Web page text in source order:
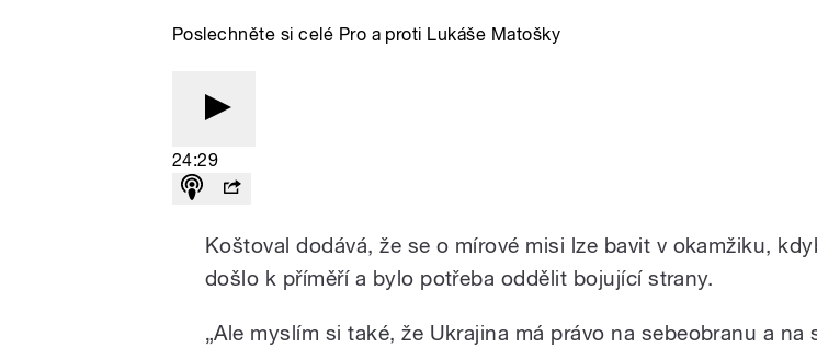
Poslechněte si celé Pro a proti Lukáše Matošky
24:29
Koštoval dodává, že se o mírové misi lze bavit v okamžiku,
došlo k příměří a bylo potřeba oddělit bojující strany.
„Ale myslím si také, že Ukrajina má právo na sebeobranu a na